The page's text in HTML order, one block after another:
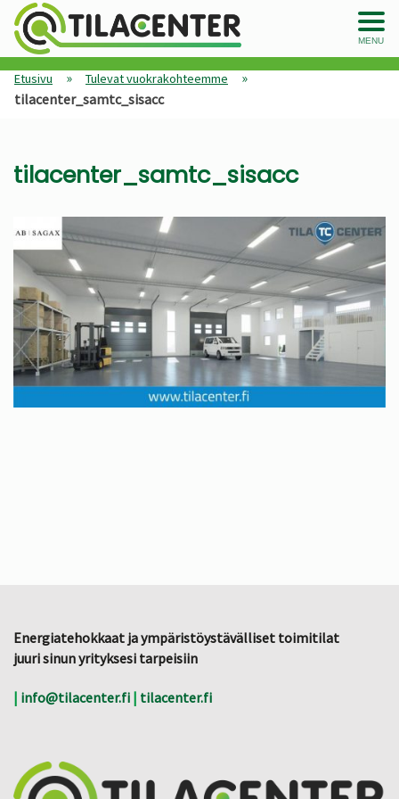
MENU
Etusivu » Tulevat vuokrakohteemme
»
tilacenter_samtc_sisacc
tilacenter_samtc_sisacc
Energiatehokkaat ja ympäristöystävälliset toimitilat
juuri sinun yrityksesi tarpeisiin
| info@tilacenter.fi | tilacenter.fi